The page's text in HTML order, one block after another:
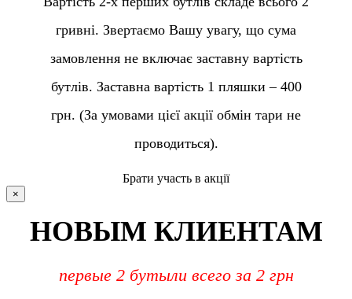
гривні. Звертаємо Вашу увагу, що сума
замовлення не включає заставну вартість
бутлів. Заставна вартість 1 пляшки – 400
грн. (За умовами цієї акції обмін тари не
проводиться).
Брати участь в акції
×
НОВЫМ КЛИЕНТАМ
первые 2 бутыли всего за 2 грн